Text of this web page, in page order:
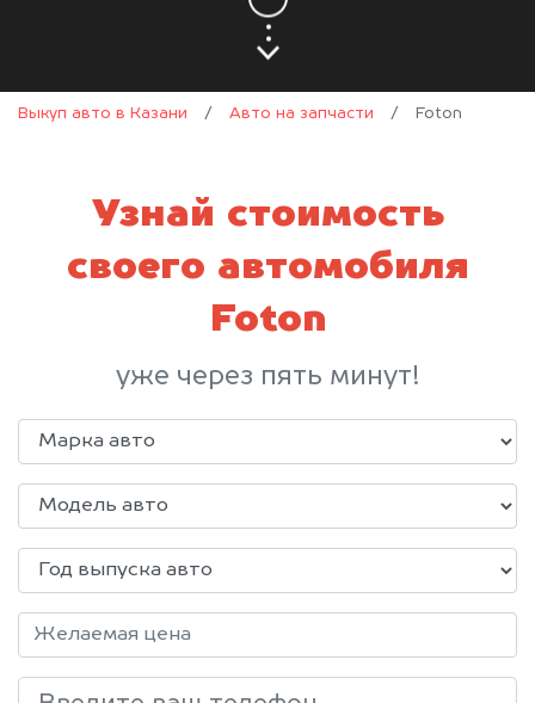
Выкуп авто в Казани / Авто на запчасти / Foton
Узнай стоимость
своего автомобиля
Foton
уже через пять минут!